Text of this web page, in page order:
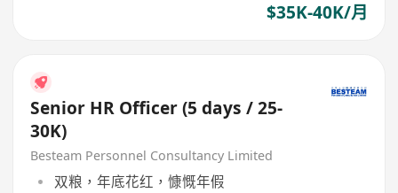
$35K-40K/月
Senior HR Officer (5 days / 25-
30K)
Besteam Personnel Consultancy Limited
双粮，年底花红，慷慨年假